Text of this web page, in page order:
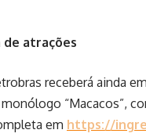
de atrações
receberá ainda
“Macacos”,
em https://